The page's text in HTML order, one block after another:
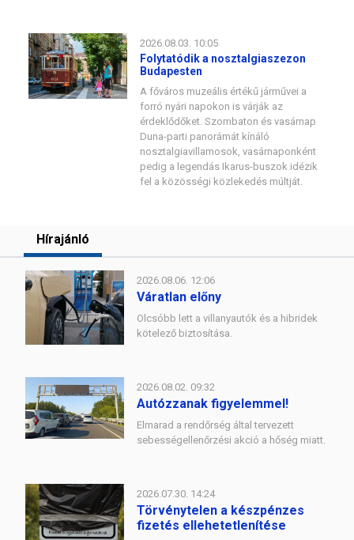
2026.08.03. 10:05
Folytatódik a nosztalgiaszezon
Budapesten
A főváros muzeális értékű járművei a
forró nyári napokon is várják az
érdeklődőket. Szombaton és vasárnap
Duna-parti panorámát kínáló
nosztalgiavillamosok, vasárnaponként
pedig a legendás Ikarus-buszok idézik
fel a közösségi közlekedés múltját.
Hírajánló
2026.08.06. 12:06
Váratlan előny
Olcsóbb lett a villanyautók és a hibridek
kötelező biztosítása.
2026.08.02. 09:32
Autózzanak figyelemmel!
Elmarad a rendőrség által tervezett
sebességellenőrzési akció a hőség miatt.
2026.07.30. 14:24
Törvénytelen a készpénzes
fizetés ellehetetlenítése